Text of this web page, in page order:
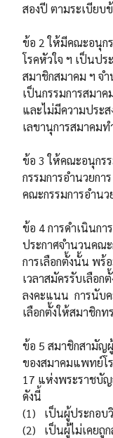
สองปี ตามระเบียบ
ข้อ 2 ให้มีคณะอนุก
โรคหัวใจ ฯ เป็นป
สมาชิกสมาคม ฯ จ
เป็นกรรมการสมา
และไม่มีความประส
เลขานุการสมาคม
ข้อ 3 ให้คณะอนุกรร
กรรมการอำนวยกา
คณะกรรมการอำนว
ข้อ 4 การดำเนินกา
ประกาศจำนวนคณะ
การเลือกตั้งนั้น พร้
เวลาสมัครรับเลือก
ลงคะแนน การนับค
เลือกตั้งให้สมาชิกท
ข้อ 5 สมาชิกสามัญ
ของสมาคมแพทย์โ
17 แห่งพระราชบั
ดังนี้
(1) เป็นผู้ประกอบ
(2) เป็นผู้ไม่เคยถู